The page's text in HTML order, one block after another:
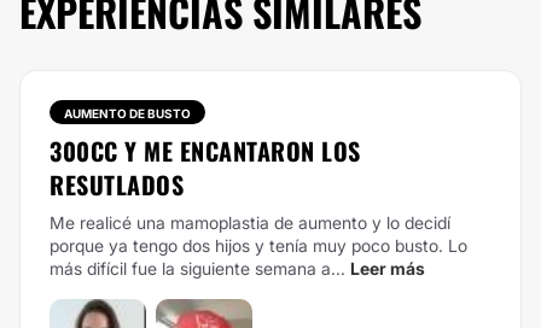
EXPERIENCIAS SIMILARES
AUMENTO DE BUSTO
300CC Y ME ENCANTARON LOS
RESUTLADOS
Me realicé una mamoplastia de aumento y lo decidí
porque ya tengo dos hijos y tenía muy poco busto. Lo
más difícil fue la siguiente semana a... Leer más